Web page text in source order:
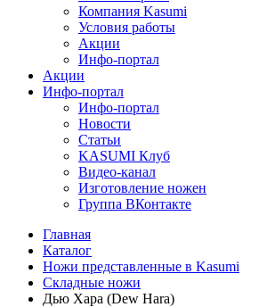
Компания Kasumi
Условия работы
Акции
Инфо-портал
Акции
Инфо-портал
Инфо-портал
Новости
Статьи
KASUMI Клуб
Видео-канал
Изготовление ножен
Группа ВКонтакте
Главная
Каталог
Ножи представленные в Kasumi
Складные ножи
Дью Хара (Dew Hara)